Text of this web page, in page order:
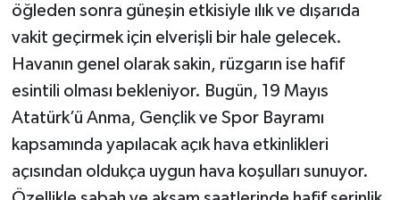
öğleden sonra güneşin etkisiyle ılık ve dışarıda
vakit geçirmek için elverişli bir hale gelecek.
Havanın genel olarak sakin, rüzgarın ise hafif
esintili olması bekleniyor. Bugün, 19 Mayıs
Atatürk’ü Anma, Gençlik ve Spor Bayramı
kapsamında yapılacak açık hava etkinlikleri
açısından oldukça uygun hava koşulları sunuyor.